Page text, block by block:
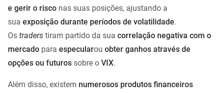
e gerir o risco nas suas posições, ajustando a
sua exposição durante períodos de volatilidade.
Os traders tiram partido da sua correlação negativa com o
mercado para especularou obter ganhos através de
opções ou futuros sobre o VIX.
Além disso, existem numerosos produtos financeiros